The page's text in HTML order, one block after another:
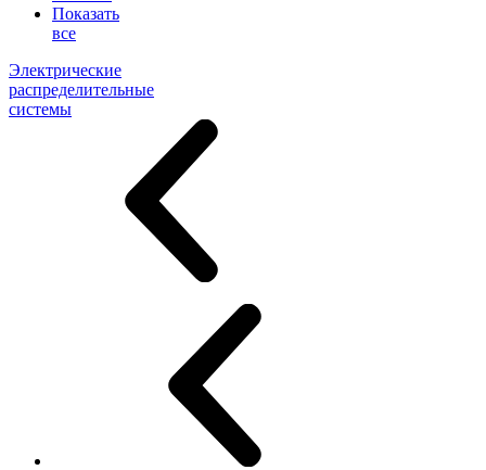
Показать
все
Электрические
распределительные
системы